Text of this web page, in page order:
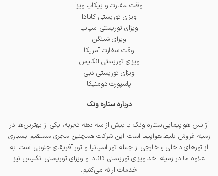
وقت سفارت و پیکاپ ویزا
ویزای توریستی کانادا
ویزای توریستی اسپانیا
ویزای شینگن
وقت سفارت آمریکا
ویزای توریستی انگلیس
ویزای توریستی دبی
پاسپورت دومنیکا
درباره ستاره ونک
آژانس هواپیمایی ستاره ونک با بیش از سه دهه تجربه، یکی از بهترین‌ها در
زمینه فروش بلیط هواپیما است. این شرکت همچنین مجری مستقیم بسیاری
از تورهای داخلی و خارجی از جمله تور اسپانیا و تور آفریقای جنوبی است. به
علاوه ما در زمینه اخذ ویزای توریستی کانادا و ویزای توریستی انگلیس نیز
خدمات ارائه می‌کنیم.